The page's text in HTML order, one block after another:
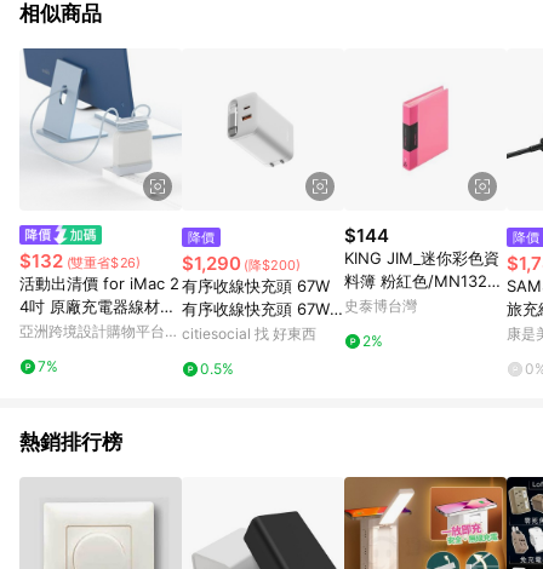
相似商品
$132 (雙重省$26)
活動出清價 for iMac 2
4吋 原廠充電器線材收
納保護殼 143W
亞洲跨境設計購物平台
7%
降價
$1,290 (降$200)
有序收線快充頭 67W
有序收線快充頭 67W
黑色
citiesocial 找 好東西
0.5%
$144
KING JIM_迷你彩色資
料簿 粉紅色/MN132C-
P
史泰博台灣
2%
降價
旅充
康是
熱銷排行榜